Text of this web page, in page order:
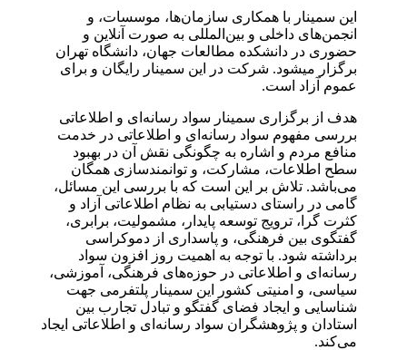
این سمینار با همکاری سازمان‌ها، موسسات، و
انجمن‌های داخلی و بین‌المللی به صورت آنلاین و
حضوری در دانشکده مطالعات جهان، دانشگاه تهران
برگزار میشود. شرکت در این سمینار رایگان و برای
عموم آزاد است.
هدف از برگزاری سمینار سواد رسانه‌ای و اطلاعاتی
بررسی مفهوم سواد رسانه‌ای و اطلاعاتی در خدمت
منافع مردم و اشاره به چگونگی نقش آن در بهبود
سطح اطلاعات، مشارکت، و توانمندسازی همگان
می‌باشد. تلاش بر این است که با بررسی این مسائل،
گامی در راستای دستیابی به نظام اطلاعاتی آزاد و
کثرت گرا، ترویج توسعه پایدار، مشمولیت، برابری،
گفتگوی بین فرهنگی، و پاسداری از دموکراسی
برداشته شود. با توجه به اهمیت روز افزون سواد
رسانه‌ای و اطلاعاتی در حوزه‌های فرهنگی، آموزشی،
سیاسی، و امنیتی کشور این سمینار پلتفرمی جهت
شناسایی و ایجاد فضای گفتگو و تبادل تجارب بین
استادان و پژوهشگران سواد رسانه‌ای و اطلاعاتی ایجاد
می‌کند.